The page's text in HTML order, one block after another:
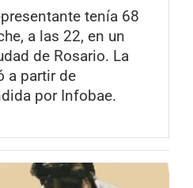
tenía 68
a las 22, en un
de Rosario. La
a partir de
por Infobae.